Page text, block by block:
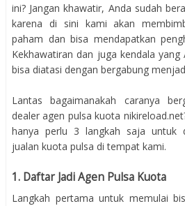
ini? Jangan khawatir, Anda sudah
karena di sini kami akan
paham dan bisa mendapatkan
Kekhawatiran dan juga kendala
bisa diatasi dengan bergabung
Lantas bagaimanakah caranya
dealer agen pulsa kuota
hanya perlu 3 langkah saja untuk
jualan kuota pulsa di tempat kami.
1. Daftar Jadi Agen Pulsa Kuota
Langkah pertama untuk memulai